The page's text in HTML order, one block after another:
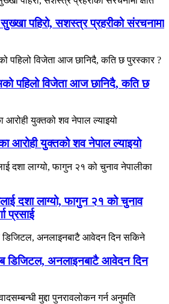
सुख्खा पहिरो, सशस्त्र प्रहरीको संरचनामा
पहिलो विजेता आज छानिदै, कति छ
आरोही युक्तको शव नेपाल ल्याइयो
दशा लाग्यो, फागुन २१ को चुनाव
प्रसाई
डिजिटल, अनलाइनबाटै आवेदन दिन